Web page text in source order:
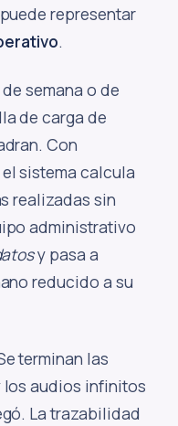
representar
.
semana o de
de carga de
Con
sistema calcula
realizadas sin
administrativo
y pasa a
reducido a su
terminan las
los audios infinitos
La trazabilidad